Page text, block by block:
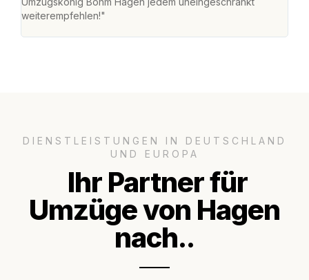
weiterempfehlen!"
DIENSTLEISTUNGEN IN DEUTSCHLAND
UND EUROPA
Ihr Partner für
Umzüge von Hagen
nach..